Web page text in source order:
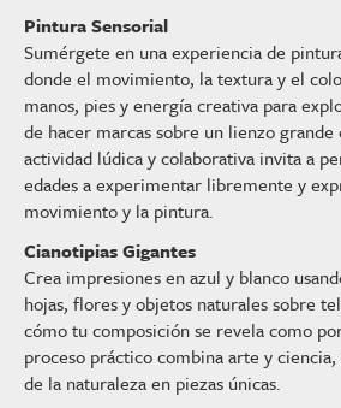
Pintura Sensorial
Sumérgete en una experiencia de
donde el movimiento, la textura y el
manos, pies y energía creativa para
de hacer marcas sobre un lienzo
actividad lúdica y colaborativa invita a
edades a experimentar libremente y
movimiento y la pintura.
Cianotipias Gigantes
Crea impresiones en azul y blanco
hojas, flores y objetos naturales sobre
cómo tu composición se revela como
proceso práctico combina arte y
de la naturaleza en piezas únicas.